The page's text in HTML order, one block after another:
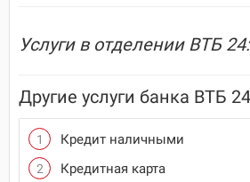
Услуги в отделении ВТБ 24:
Другие услуги банка ВТБ
Кредит наличными
Кредитная карта